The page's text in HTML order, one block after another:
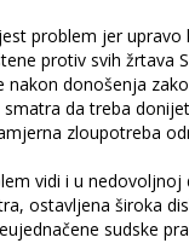
problem jer upravo
protiv svih žrtava
nakon donošenja
da treba
zloupotreba
vidi i u
ostavljena široka
sudske